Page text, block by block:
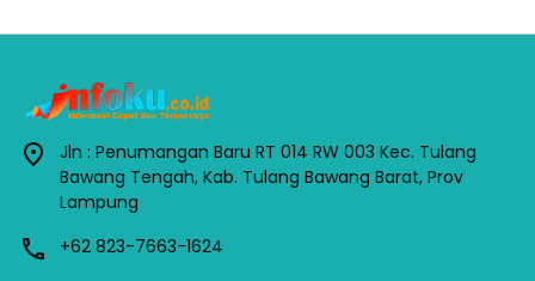
Jln : Penumangan Baru RT 014 RW 003 Kec. Tulang
Bawang Tengah, Kab. Tulang Bawang Barat, Prov
Lampung
+62 823-7663-1624